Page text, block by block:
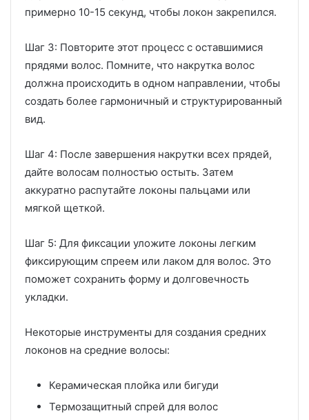
примерно 10-15 секунд, чтобы локон закрепился.
Шаг 3: Повторите этот процесс с оставшимися
прядями волос. Помните, что накрутка волос
должна происходить в одном направлении, чтобы
создать более гармоничный и структурированный
вид.
Шаг 4: После завершения накрутки всех прядей,
дайте волосам полностью остыть. Затем
аккуратно распутайте локоны пальцами или
мягкой щеткой.
Шаг 5: Для фиксации уложите локоны легким
фиксирующим спреем или лаком для волос. Это
поможет сохранить форму и долговечность
укладки.
Некоторые инструменты для создания средних
локонов на средние волосы:
Керамическая плойка или бигуди
Термозащитный спрей для волос